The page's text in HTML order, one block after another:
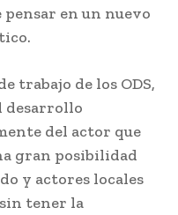
en un nuevo
trabajo de los ODS,
desarrollo
del actor que
gran posibilidad
y actores locales
tener la